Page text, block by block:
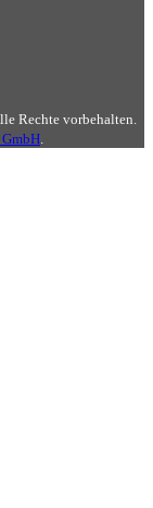
Rechte vorbehalten.
.